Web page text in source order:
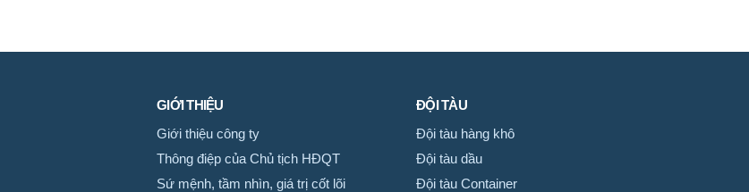
GIỚI THIỆU
Giới thiệu công ty
Thông điệp của Chủ tịch HĐQT
Sứ mệnh, tầm nhìn, giá trị cốt lõi
ĐỘI TÀU
Đội tàu hàng khô
Đội tàu dầu
Đội tàu Container